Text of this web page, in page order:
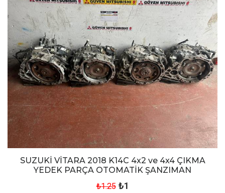
SUZUKİ VİTARA 2018 K14C 4x2 ve 4x4 ÇIKMA
YEDEK PARÇA OTOMATİK ŞANZIMAN
₺1.25 ₺1